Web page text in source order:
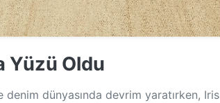
Yüzü Oldu
denim dünyasında devrim yaratırken, Iris